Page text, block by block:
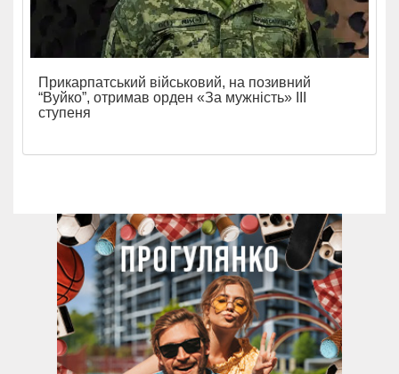
Прикарпатський військовий, на позивний
“Вуйко”, отримав орден «За мужність» ІІІ
ступеня